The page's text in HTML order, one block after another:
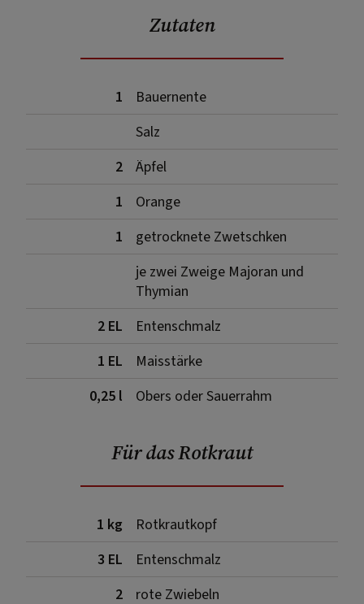
Zutaten
1
Bauernente
Salz
2
Äpfel
1
Orange
1
getrocknete Zwetschken
je zwei Zweige Majoran und
Thymian
2 EL
Entenschmalz
1 EL
Maisstärke
0,25 l
Obers oder Sauerrahm
Für das Rotkraut
1 kg
Rotkrautkopf
3 EL
Entenschmalz
2
rote Zwiebeln